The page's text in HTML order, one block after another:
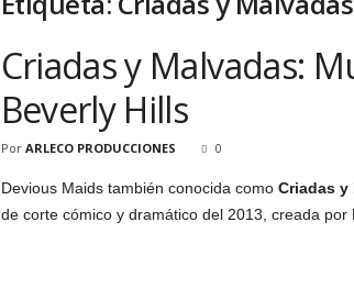
Criadas y Malvadas:
Beverly Hills
Por ARLECO PRODUCCIONES 0
Devious Maids también conocida como Criadas y
de corte cómico y dramático del 2013, creada